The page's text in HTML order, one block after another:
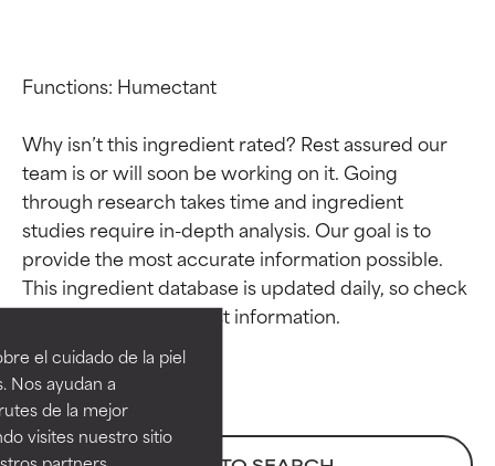
el cuidado de la piel
Nos ayudan a
de la mejor
visites nuestro sitio
Functions: Humectant
Why isn’t this ingredient rated? Rest assured our
team is or will soon be working on it. Going
through research takes time and ingredient
studies require in-depth analysis. Our goal is to
provide the most accurate information possible.
This ingredient database is updated daily, so check
Calificaciones de
ingredientes
EXCELENTE
Ingrediente sobresaliente con
beneficios reales para la piel. Su
eficacia está demostrada y
Calificaciones de
ingredientes
EXCELENTE
Ingrediente sobresaliente con
beneficios reales para la piel. Su
eficacia está demostrada y